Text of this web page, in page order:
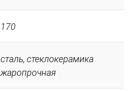
170
сталь, стеклокерамика
жаропрочная